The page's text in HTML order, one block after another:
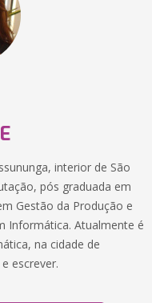
interior de São
pós graduada em
Gestão da Produção e
Informática. Atualmente é
na cidade de
escrever.